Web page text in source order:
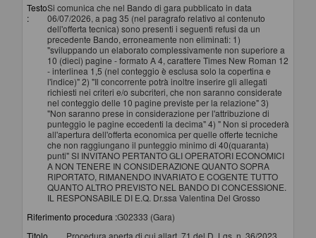
Testo
:
Si comunica che nel Bando di gara pubblicato in data
06/07/2026, a pag 35 (nel paragrafo relativo al contenuto
dell'offerta tecnica) sono presenti i seguenti refusi da un
precedente Bando, erroneamente non eliminati: 1)
"sviluppando un elaborato complessivamente non superiore a
10 (dieci) pagine - formato A 4, carattere Times New Roman 12
- interlinea 1,5 (nel conteggio è esclusa solo la copertina e
l'indice)" 2) "Il concorrente potrà inoltre inserire gli allegati
richiesti nei criteri e/o subcriteri, che non saranno considerate
nel conteggio delle 10 pagine previste per la relazione" 3)
"Non saranno prese in considerazione per l'attribuzione di
punteggio le pagine eccedenti la decima" 4) " Non si procederà
all'apertura dell'offerta economica per quelle offerte tecniche
che non raggiungano il punteggio minimo di 40(quaranta)
punti" SI INVITANO PERTANTO GLI OPERATORI ECONOMICI
A NON TENERE IN CONSIDERAZIONE QUANTO SOPRA
RIPORTATO, RIMANENDO INVARIATO E COGENTE TUTTO
QUANTO ALTRO PREVISTO NEL BANDO DI CONCESSIONE.
IL RESPONSABILE DI E.Q. Dr.ssa Valentina Del Grosso
Riferimento procedura :G02333 (Gara)
Titolo
Procedura aperta di cui allart. 71 del D. Lgs. n. 36/2023,